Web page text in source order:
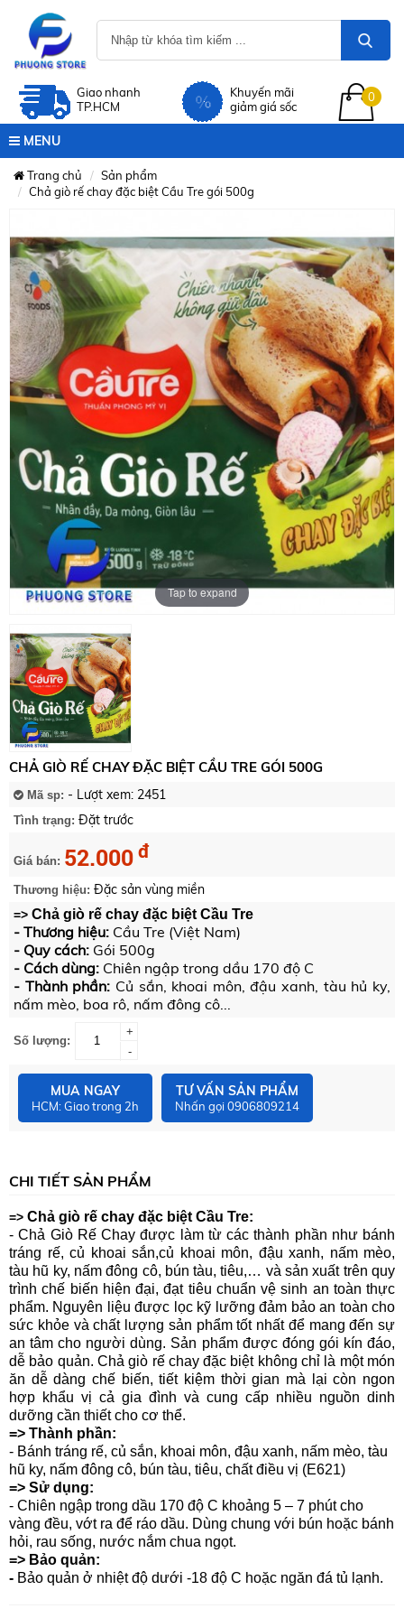
Giao nhanh
TP.HCM
Khuyến mãi
giảm giá sốc
0
MENU
Trang chủ
Sản phẩm
Chả giò rế chay đặc biệt Cầu Tre gói 500g
Tap to expand
CHẢ GIÒ RẾ CHAY ĐẶC BIỆT CẦU TRE GÓI 500G
Mã sp: - Lượt xem: 2451
Tình trạng: Đặt trước
Giá bán: 52.000đ
Thương hiệu: Đặc sản vùng miền
=> Chả giò rế chay đặc biệt Cầu Tre
- Thương hiệu: Cầu Tre (Việt Nam)
- Quy cách: Gói 500g
- Cách dùng: Chiên ngập trong dầu 170 độ C
- Thành phần: Củ sắn, khoai môn, đậu xanh, tàu hủ ky,
nấm mèo, boa rô, nấm đông cô...
Số lượng:
+
-
MUA NGAY
HCM: Giao trong 2h
TƯ VẤN SẢN PHẨM
Nhấn gọi 0906809214
CHI TIẾT SẢN PHẨM
=> Chả giò rế chay đặc biệt Cầu Tre:
- Chả Giò Rế Chay được làm từ các thành phần như bánh
tráng rế, củ khoai sắn,củ khoai môn, đậu xanh, nấm mèo,
tàu hũ ky, nấm đông cô, bún tàu, tiêu,… và sản xuất trên quy
trình chế biến hiện đại, đạt tiêu chuẩn vệ sinh an toàn thực
phẩm. Nguyên liệu được lọc kỹ lưỡng đảm bảo an toàn cho
sức khỏe và chất lượng sản phẩm tốt nhất để mang đến sự
an tâm cho người dùng. Sản phẩm được đóng gói kín đáo,
dễ bảo quản. Chả giò rế chay đặc biệt không chỉ là một món
ăn dễ dàng chế biến, tiết kiệm thời gian mà lại còn ngon
hợp khẩu vị cả gia đình và cung cấp nhiều nguồn dinh
dưỡng cần thiết cho cơ thể.
=> Thành phần:
- Bánh tráng rế, củ sắn, khoai môn, đậu xanh, nấm mèo, tàu
hũ ky, nấm đông cô, bún tàu, tiêu, chất điều vị (E621)
=> Sử dụng:
- Chiên ngập trong dầu 170 độ C khoảng 5 – 7 phút cho
vàng đều, vớt ra để ráo dầu. Dùng chung với bún hoặc bánh
hỏi, rau sống, nước nắm chua ngọt.
=> Bảo quản:
- Bảo quản ở nhiệt độ dưới -18 độ C hoặc ngăn đá tủ lạnh.